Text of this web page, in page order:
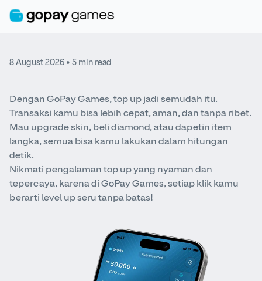
8 August 2026 • 5 min read
Dengan GoPay Games, top up jadi semudah itu.
Transaksi kamu bisa lebih cepat, aman, dan tanpa ribet.
Mau upgrade skin, beli diamond, atau dapetin item
langka, semua bisa kamu lakukan dalam hitungan
detik.
Nikmati pengalaman top up yang nyaman dan
tepercaya, karena di GoPay Games, setiap klik kamu
berarti level up seru tanpa batas!